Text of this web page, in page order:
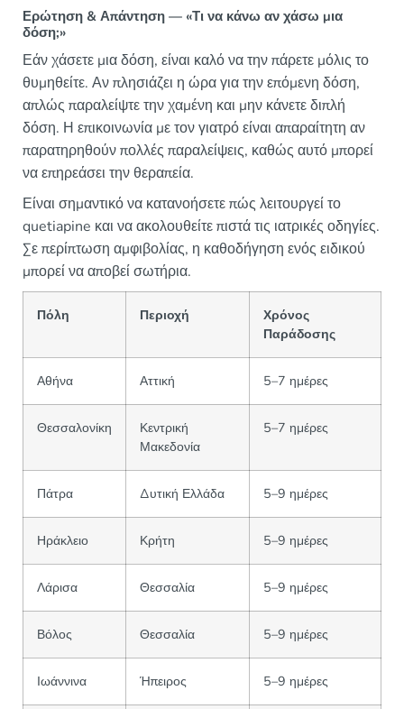
Ερώτηση & Απάντηση — «Τι να κάνω αν χάσω μια
δόση;»
Εάν χάσετε μια δόση, είναι καλό να την πάρετε μόλις το
θυμηθείτε. Αν πλησιάζει η ώρα για την επόμενη δόση,
απλώς παραλείψτε την χαμένη και μην κάνετε διπλή
δόση. Η επικοινωνία με τον γιατρό είναι απαραίτητη αν
παρατηρηθούν πολλές παραλείψεις, καθώς αυτό μπορεί
να επηρεάσει την θεραπεία.
Είναι σημαντικό να κατανοήσετε πώς λειτουργεί το
quetiapine και να ακολουθείτε πιστά τις ιατρικές οδηγίες.
Σε περίπτωση αμφιβολίας, η καθοδήγηση ενός ειδικού
μπορεί να αποβεί σωτήρια.
Πόλη Περιοχή
Χρόνος
Παράδοσης
Αθήνα Αττική 5–7 ημέρες
Θεσσαλονίκη
Κεντρική
Μακεδονία
5–7 ημέρες
Πάτρα Δυτική Ελλάδα 5–9 ημέρες
Ηράκλειο Κρήτη 5–9 ημέρες
Λάρισα Θεσσαλία 5–9 ημέρες
Βόλος Θεσσαλία 5–9 ημέρες
Ιωάννινα Ήπειρος 5–9 ημέρες